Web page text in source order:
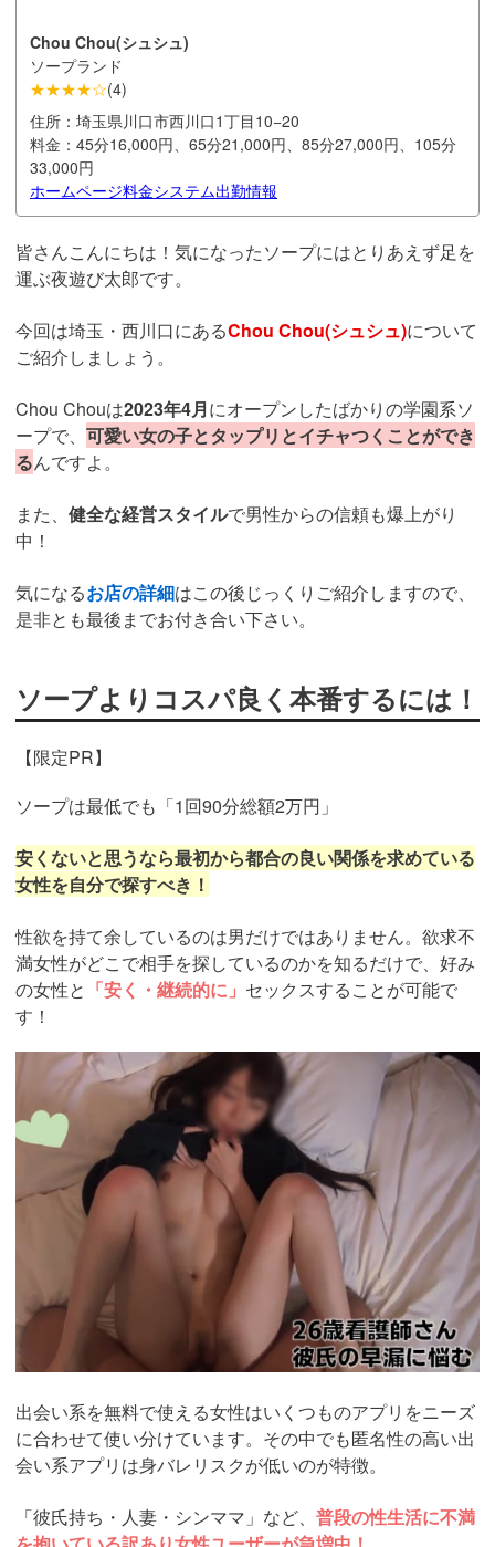
Chou Chou(シュシュ)
ソープランド
★★★★☆(4)
住所： 埼玉県川口市西川口1丁目10−20
料金： 45分16,000円、65分21,000円、85分27,000円、105分
33,000円
ホームページ料金システム出勤情報
皆さんこんにちは！気になったソープにはとりあえず足を
運ぶ夜遊び太郎です。
今回は埼玉・西川口にあるChou Chou(シュシュ)について
ご紹介しましょう。
Chou Chouは2023年4月にオープンしたばかりの学園系ソ
ープで、 可愛い女の子とタップリとイチャつくことができ
るんですよ。
また、 健全な経営スタイルで男性からの信頼も爆上がり
中！
気になるお店の詳細はこの後じっくりご紹介しますので、
是非とも最後までお付き合い下さい。
ソープよりコスパ良く本番するには！
【限定PR】
ソープは最低でも「1回90分総額2万円」
安くないと思うなら最初から都合の良い関係を求めている
女性を自分で探すべき！
性欲を持て余しているのは男だけではありません。欲求不
満女性がどこで相手を探しているのかを知るだけで、好み
の女性と 「安く・継続的に」 セックスすることが可能で
す！
https://pcmax.jp/lp/?
ad_id=rm307152
出会い系を無料で使える女性はいくつものアプリをニーズ
に合わせて使い分けています。その中でも匿名性の高い出
会い系アプリは身バレリスクが低いのが特徴。
「彼氏持ち・人妻・シンママ」など、 普段の性生活に不満